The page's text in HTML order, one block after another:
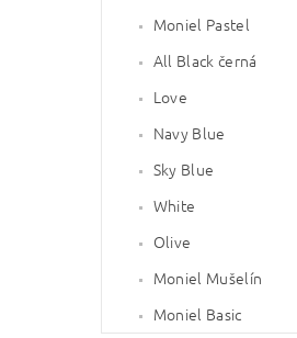
Moniel Pastel
All Black černá
Love
Navy Blue
Sky Blue
White
Olive
Moniel Mušelín
Moniel Basic